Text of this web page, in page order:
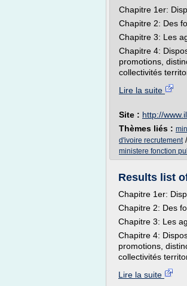
Chapitre 1er:
Chapitre 2: Des
Chapitre 3: Les
Chapitre 4:
promotions,
collectivités
Lire la suite
Site : http://
Thèmes liés :
d'ivoire recrutement/
ministere fonction
Results list
Chapitre 1er:
Chapitre 2: Des
Chapitre 3: Les
Chapitre 4:
promotions,
collectivités
Lire la suite